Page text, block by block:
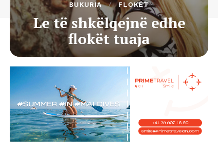
BUKURIA FLOKËT
Le të shkëlqejnë edhe
flokët tuaja